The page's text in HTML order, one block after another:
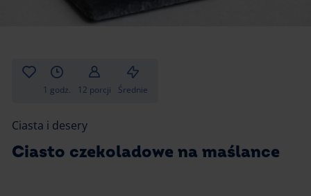
Zupy i kremy
Inne
Ciasta i desery
Napoje i koktajle
Gotowanie
Desery i przekąski
1 godz. 12 porcji Średnie
Ciasta i desery
Ciasto czekoladowe na maślance